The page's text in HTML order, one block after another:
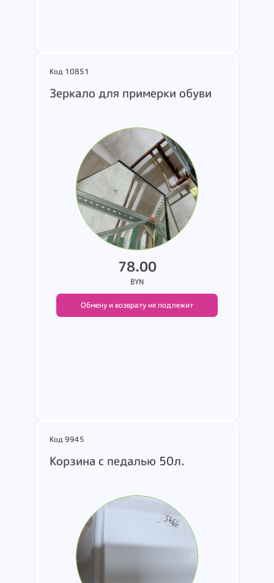
Код 10851
Зеркало для примерки обуви
78.00
BYN
Обмену и возврату не подлежит
Код 9945
Корзина с педалью 50л.